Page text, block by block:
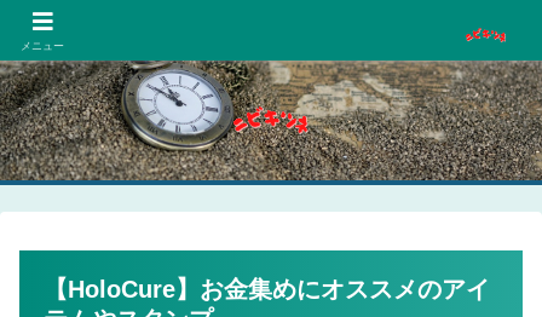
【HoloCure】お金集めにオススメのアイ
メニュー